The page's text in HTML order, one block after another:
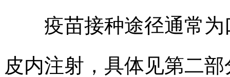
疫苗接种途径通常为
皮内注射，具体见第二